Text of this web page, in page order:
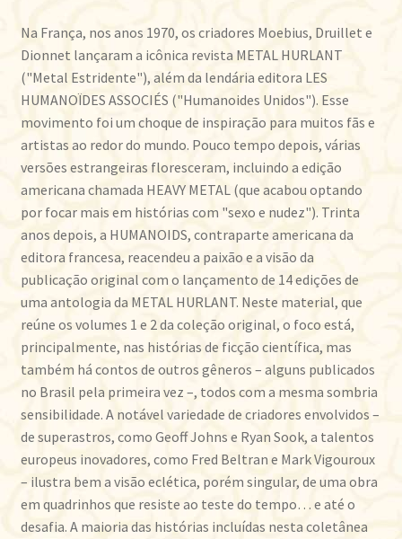
Na França, nos anos 1970, os criadores Moebius, Druillet e
Dionnet lançaram a icônica revista METAL HURLANT
("Metal Estridente"), além da lendária editora LES
HUMANOÏDES ASSOCIÉS ("Humanoides Unidos"). Esse
movimento foi um choque de inspiração para muitos fãs e
artistas ao redor do mundo. Pouco tempo depois, várias
versões estrangeiras floresceram, incluindo a edição
americana chamada HEAVY METAL (que acabou optando
por focar mais em histórias com "sexo e nudez"). Trinta
anos depois, a HUMANOIDS, contraparte americana da
editora francesa, reacendeu a paixão e a visão da
publicação original com o lançamento de 14 edições de
uma antologia da METAL HURLANT. Neste material, que
reúne os volumes 1 e 2 da coleção original, o foco está,
principalmente, nas histórias de ficção científica, mas
também há contos de outros gêneros – alguns publicados
no Brasil pela primeira vez –, todos com a mesma sombria
sensibilidade. A notável variedade de criadores envolvidos –
de superastros, como Geoff Johns e Ryan Sook, a talentos
europeus inovadores, como Fred Beltran e Mark Vigouroux
– ilustra bem a visão eclética, porém singular, de uma obra
em quadrinhos que resiste ao teste do tempo… e até o
desafia. A maioria das histórias incluídas nesta coletânea